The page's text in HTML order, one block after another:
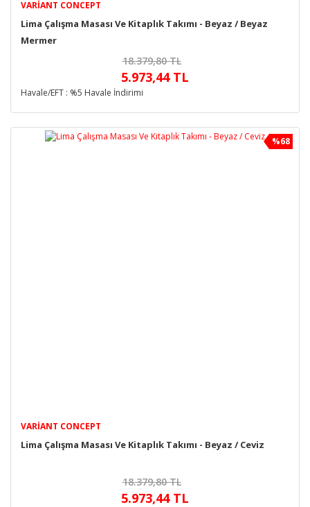
VARIANT CONCEPT
Lima Çalışma Masası Ve Kitaplık Takımı - Beyaz / Beyaz
Mermer
18.379,80 TL
5.973,44 TL
Havale/EFT : %5 Havale İndirimi
%68
VARIANT CONCEPT
Lima Çalışma Masası Ve Kitaplık Takımı - Beyaz / Ceviz
18.379,80 TL
5.973,44 TL